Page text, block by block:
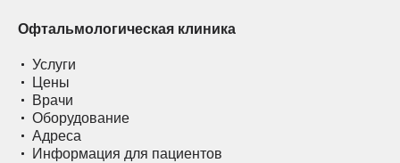
Офтальмологическая клиника
Услуги
Цены
Врачи
Оборудование
Адреса
Информация для пациентов